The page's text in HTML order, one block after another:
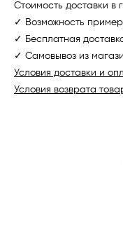
Стоимость доставки в
✓ Возможность
✓ Бесплатная
✓ Самовывоз из
Условия доставки и
Условия возврата